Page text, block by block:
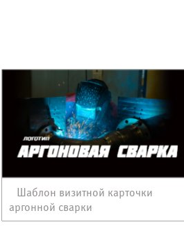
Шаблон визитной карточки
аргонной сварки